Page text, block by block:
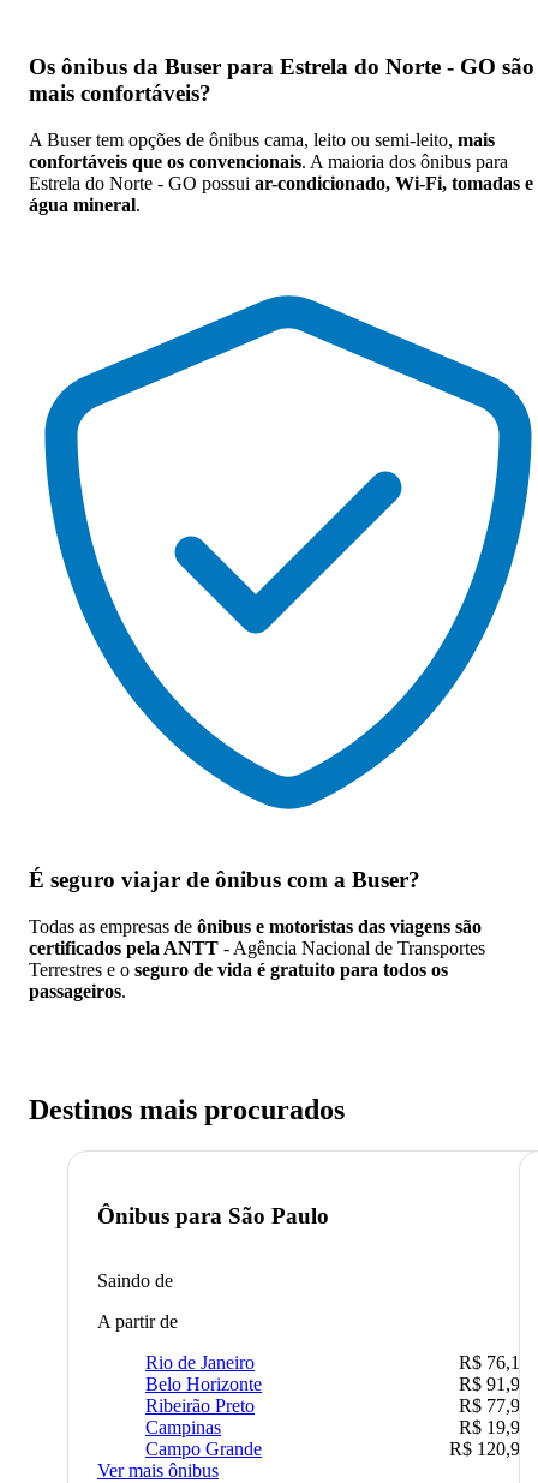
Os ônibus da Buser para Estrela do Norte - GO são
mais confortáveis?
A Buser tem opções de ônibus cama, leito ou semi-leito, mais
confortáveis que os convencionais. A maioria dos ônibus para
Estrela do Norte - GO possui ar-condicionado, Wi-Fi, tomadas e
água mineral.
É seguro viajar de ônibus com a Buser?
Todas as empresas de ônibus e motoristas das viagens são
certificados pela ANTT - Agência Nacional de Transportes
Terrestres e o seguro de vida é gratuito para todos os
passageiros.
Destinos mais procurados
Ônibus para São Paulo
Saindo de
A partir de
Rio de Janeiro
R$ 76,10
Belo Horizonte
R$ 91,90
Ribeirão Preto
R$ 77,90
Campinas
R$ 19,90
Campo Grande
R$ 120,90
Ver mais ônibus